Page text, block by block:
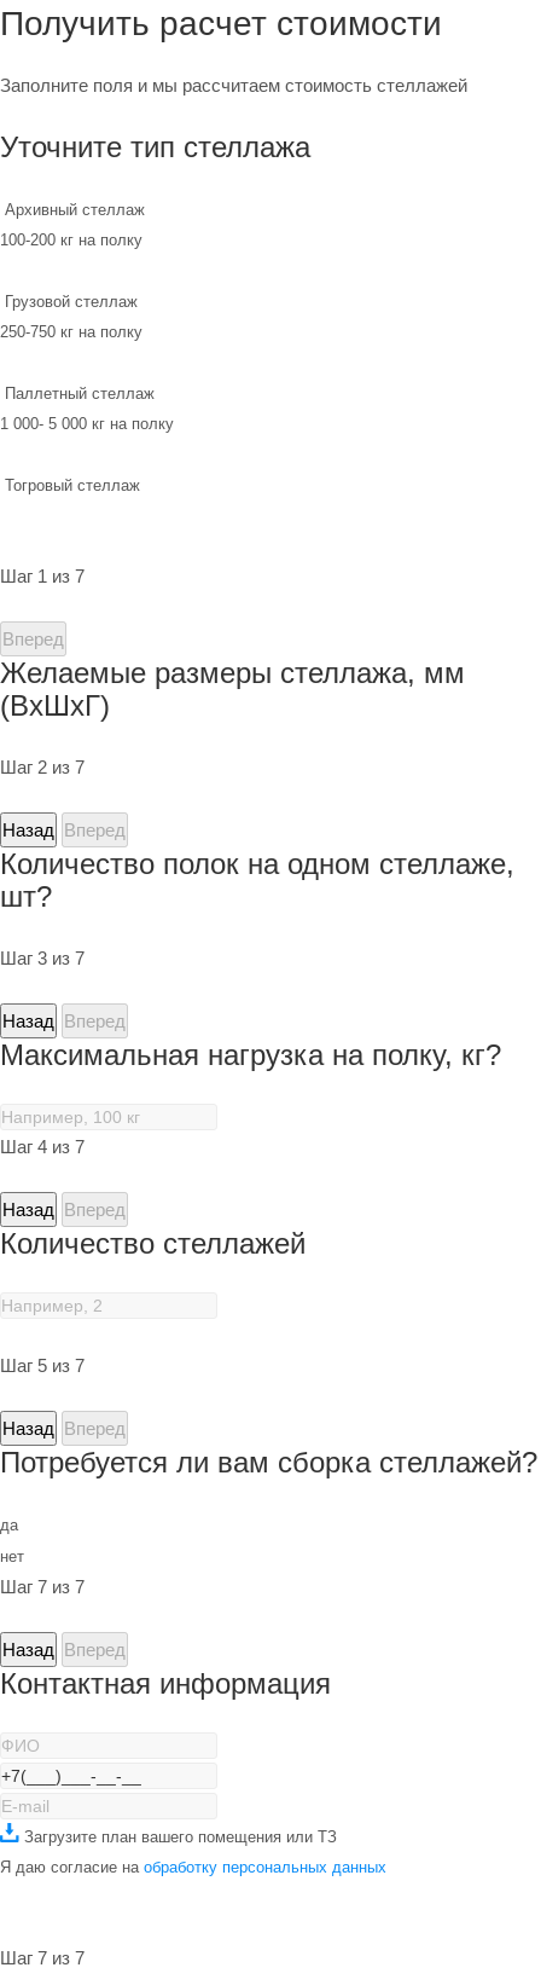
Получить расчет стоимости
Заполните поля и мы рассчитаем стоимость стеллажей
Уточните тип стеллажа
Архивный стеллаж
100-200 кг на полку
Грузовой стеллаж
250-750 кг на полку
Паллетный стеллаж
1 000- 5 000 кг на полку
Тогровый стеллаж
Шаг 1 из 7
Вперед
Желаемые размеры стеллажа, мм
(ВхШхГ)
Шаг 2 из 7
Назад Вперед
Количество полок на одном стеллаже,
шт?
Шаг 3 из 7
Назад Вперед
Максимальная нагрузка на полку, кг?
Шаг 4 из 7
Назад Вперед
Количество стеллажей
Шаг 5 из 7
Назад Вперед
Потребуется ли вам сборка стеллажей?
да
нет
Шаг 7 из 7
Назад Вперед
Контактная информация
Загрузите план вашего помещения или ТЗ
Я даю согласие на обработку персональных данных
Шаг 7 из 7